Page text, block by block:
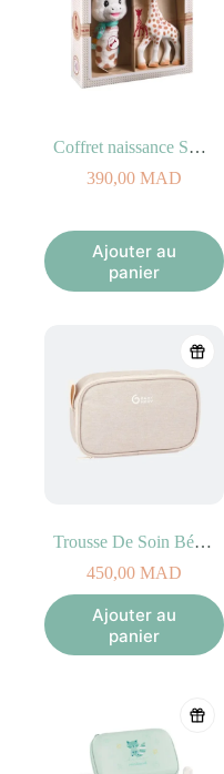
Coffret naissance Sophie la girafe + Hochet Pouet
390,00 MAD
Ajouter au
panier
Trousse De Soin Bébé Sable – BABYMOOV
450,00 MAD
Ajouter au
panier